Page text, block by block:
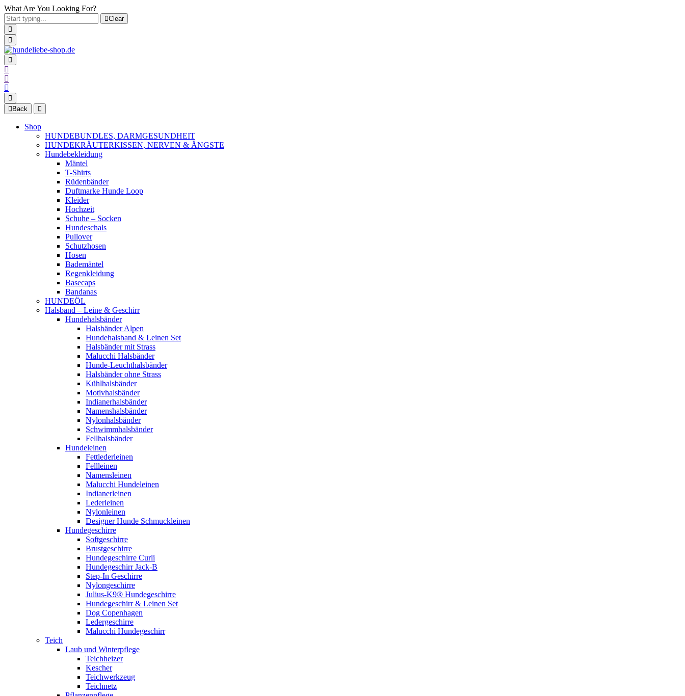
What Are You Looking For?
Clear
Back
Shop
HUNDEBUNDLES, DARMGESUNDHEIT
HUNDEKRÄUTERKISSEN, NERVEN & ÄNGSTE
Hundebekleidung
Mäntel
T-Shirts
Rüdenbänder
Duftmarke Hunde Loop
Kleider
Hochzeit
Schuhe – Socken
Hundeschals
Pullover
Schutzhosen
Hosen
Bademäntel
Regenkleidung
Basecaps
Bandanas
HUNDEÖL
Halsband – Leine & Geschirr
Hundehalsbänder
Halsbänder Alpen
Hundehalsband & Leinen Set
Halsbänder mit Strass
Malucchi Halsbänder
Hunde-Leuchthalsbänder
Halsbänder ohne Strass
Kühlhalsbänder
Motivhalsbänder
Indianerhalsbänder
Namenshalsbänder
Nylonhalsbänder
Schwimmhalsbänder
Fellhalsbänder
Hundeleinen
Fettlederleinen
Fellleinen
Namensleinen
Malucchi Hundeleinen
Indianerleinen
Lederleinen
Nylonleinen
Designer Hunde Schmuckleinen
Hundegeschirre
Softgeschirre
Brustgeschirre
Hundegeschirre Curli
Hundegeschirr Jack-B
Step-In Geschirre
Nylongeschirre
Julius-K9® Hundegeschirre
Hundegeschirr & Leinen Set
Dog Copenhagen
Ledergeschirre
Malucchi Hundegeschirr
Teich
Laub und Winterpflege
Teichheizer
Kescher
Teichwerkzeug
Teichnetz